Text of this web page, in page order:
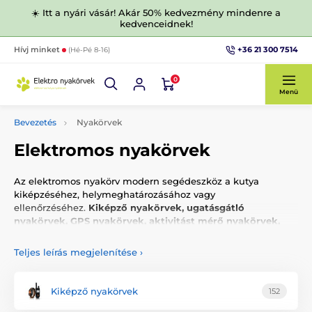
☀️ Itt a nyári vásár! Akár 50% kedvezmény mindenre a
kedvenceidnek!
Hívj minket (Hé-Pé 8-16) +36 21 300 7514
0
Menü
Bevezetés Nyakörvek
Elektromos nyakörvek
Az elektromos nyakörv modern segédeszköz a kutya
kiképzéséhez, helymeghatározásához vagy
ellenőrzéséhez. Kiképző nyakörvek, ugatásgátló
nyakörvek, GPS nyakörvek, aktivitást mérő nyakörvek,
tenyésztők és professzionális kinológusok rendelkezésére.
A leggyakrabban használt típusok közé tartoznak az
Teljes leírás megjelenítése ›
Kiképző nyakörvek 152